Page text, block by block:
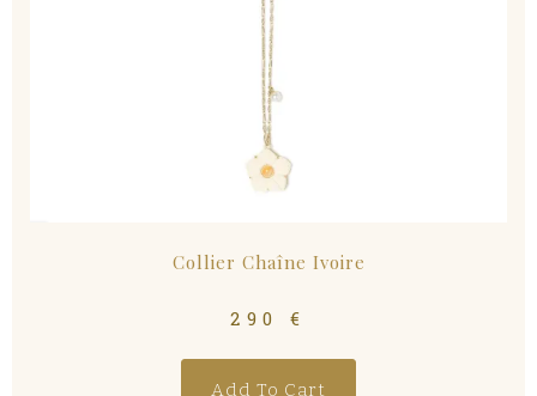
Collier Chaîne Ivoire
290€
Add To Cart